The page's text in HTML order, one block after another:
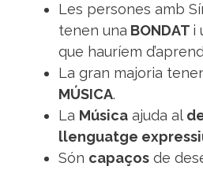
Les persones amb
tenen una BONDAT i
que hauríem
La gran majoria
MÚSICA.
La Música ajuda al
llenguatge
Són capaços de